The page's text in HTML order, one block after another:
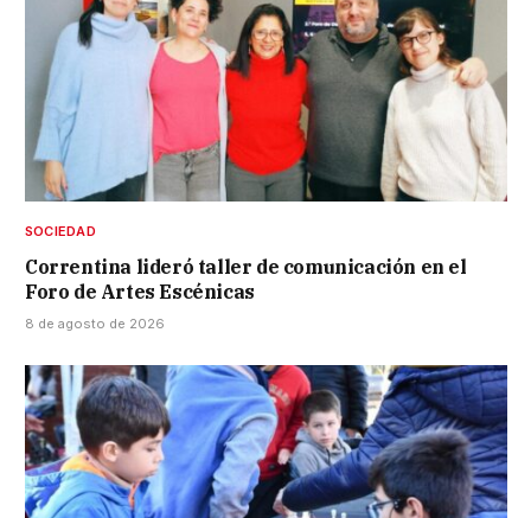
SOCIEDAD
Correntina lideró taller de comunicación en el
Foro de Artes Escénicas
8 de agosto de 2026